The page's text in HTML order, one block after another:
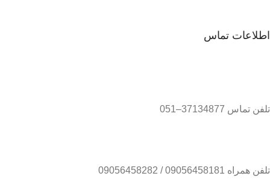
اطلاعات تماس
تلفن تماس 37134877–051
تلفن همراه 09056458181 / 09056458282